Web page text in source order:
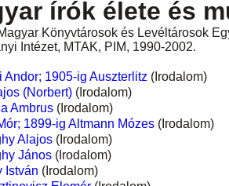
írók élete és
Könyvtárosok és Levéltárosok
Intézet, MTAK, PIM, 1990-2002.
Andor; 1905-ig Auszterlitz (Irodalom)
(Norbert)(Irodalom)
Ambrus(Irodalom)
1899-ig Altmann Mózes(Irodalom)
Alajos(Irodalom)
János(Irodalom)
István (Irodalom)